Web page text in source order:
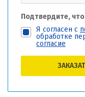
Подтвердите,
Я согласен с
обработке
согласие